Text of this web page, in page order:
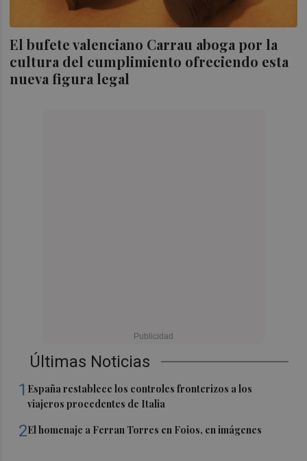
El bufete valenciano Carrau aboga por la
cultura del cumplimiento ofreciendo esta
nueva figura legal
Últimas Noticias
1 España restablece los controles fronterizos a los
viajeros procedentes de Italia
2El homenaje a Ferran Torres en Foios, en imágenes